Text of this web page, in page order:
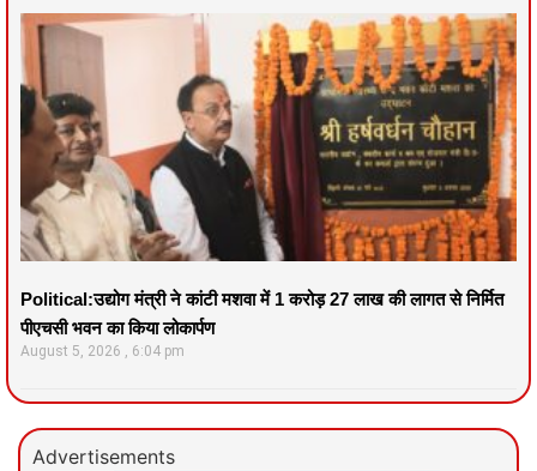
Political:उद्योग मंत्री ने कांटी मशवा में 1 करोड़ 27 लाख की लागत से निर्मित
पीएचसी भवन का किया लोकार्पण
August 5, 2026 6:04 pm
Advertisements